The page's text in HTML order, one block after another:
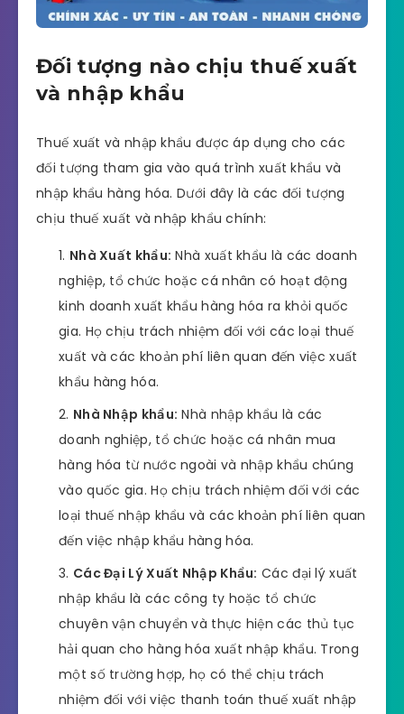
Đối tượng nào chịu thuế xuất
và nhập khẩu
Thuế xuất và nhập khẩu được áp dụng cho các
đối tượng tham gia vào quá trình xuất khẩu và
nhập khẩu hàng hóa. Dưới đây là các đối tượng
chịu thuế xuất và nhập khẩu chính:
Nhà Xuất khẩu: Nhà xuất khẩu là các doanh
nghiệp, tổ chức hoặc cá nhân có hoạt động
kinh doanh xuất khẩu hàng hóa ra khỏi quốc
gia. Họ chịu trách nhiệm đối với các loại thuế
xuất và các khoản phí liên quan đến việc xuất
khẩu hàng hóa.
Nhà Nhập khẩu: Nhà nhập khẩu là các
doanh nghiệp, tổ chức hoặc cá nhân mua
hàng hóa từ nước ngoài và nhập khẩu chúng
vào quốc gia. Họ chịu trách nhiệm đối với các
loại thuế nhập khẩu và các khoản phí liên quan
đến việc nhập khẩu hàng hóa.
Các Đại Lý Xuất Nhập Khẩu: Các đại lý xuất
nhập khẩu là các công ty hoặc tổ chức
chuyên vận chuyển và thực hiện các thủ tục
hải quan cho hàng hóa xuất nhập khẩu. Trong
một số trường hợp, họ có thể chịu trách
nhiệm đối với việc thanh toán thuế xuất nhập